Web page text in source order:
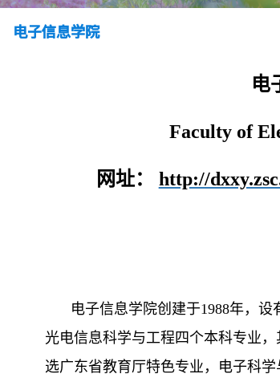
电子信息学院
电
Faculty of
网址： http://
电子信息学院创建于1988年，设
光电信息科学与工程四个本科专业
选广东省教育厅特色专业 ， 电子科学